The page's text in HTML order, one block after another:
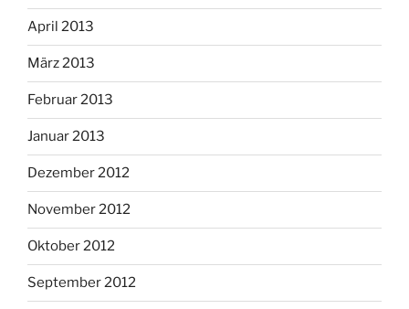
April 2013
März 2013
Februar 2013
Januar 2013
Dezember 2012
November 2012
Oktober 2012
September 2012